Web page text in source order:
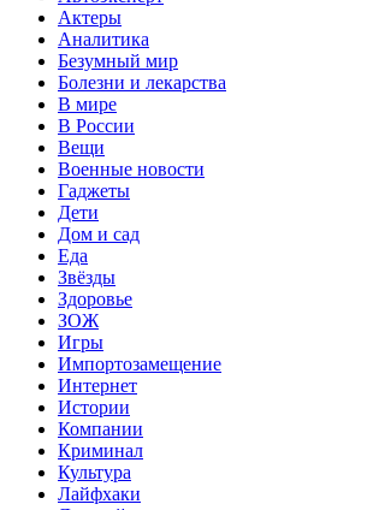
Актеры
Аналитика
Безумный мир
Болезни и лекарства
В мире
В России
Вещи
Военные новости
Гаджеты
Дети
Дом и сад
Еда
Звёзды
Здоровье
ЗОЖ
Игры
Импортозамещение
Интернет
Истории
Компании
Криминал
Культура
Лайфхаки